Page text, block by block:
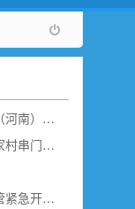
第四届农作物转化体性状对比试验（河南）现场观摩在新乡举行
村里来了“洋亲戚” 驻华外交官在袁家村串门“取经”（组图）
史无前例的“背靠背”熔断后 韩国监管紧急开会说了点啥？